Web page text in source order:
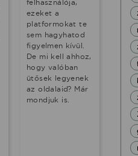
felhasználója,
ezeket a
platformokat te
sem hagyhatod
figyelmen kívül.
De mi kell ahhoz,
hogy valóban
ütősek legyenek
az oldalaid? Már
mondjuk is.